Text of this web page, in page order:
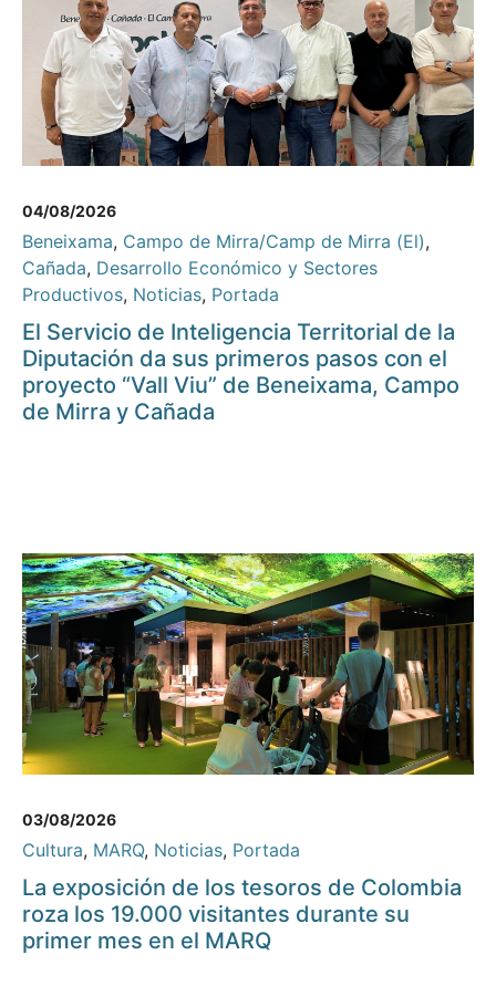
04/08/2026
Beneixama, Campo de Mirra/Camp de Mirra (El),
Cañada, Desarrollo Económico y Sectores
Productivos, Noticias, Portada
El Servicio de Inteligencia Territorial de la
Diputación da sus primeros pasos con el
proyecto “Vall Viu” de Beneixama, Campo
de Mirra y Cañada
03/08/2026
Cultura, MARQ, Noticias, Portada
La exposición de los tesoros de Colombia
roza los 19.000 visitantes durante su
primer mes en el MARQ